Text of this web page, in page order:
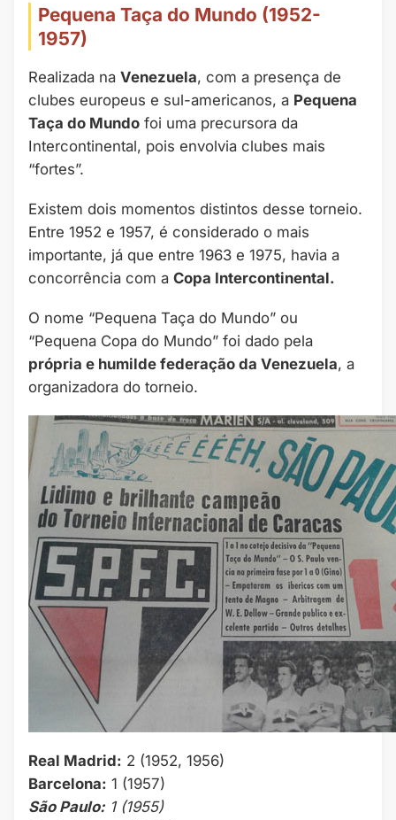
Pequena Taça do Mundo (1952-
1957)
Realizada na Venezuela, com a presença de
clubes europeus e sul-americanos, a Pequena
Taça do Mundo foi uma precursora da
Intercontinental, pois envolvia clubes mais
“fortes”.
Existem dois momentos distintos desse torneio.
Entre 1952 e 1957, é considerado o mais
importante, já que entre 1963 e 1975, havia a
concorrência com a Copa Intercontinental.
O nome “Pequena Taça do Mundo” ou
“Pequena Copa do Mundo” foi dado pela
própria e humilde federação da Venezuela, a
organizadora do torneio.
Real Madrid: 2 (1952, 1956)
Barcelona: 1 (1957)
São Paulo: 1 (1955)